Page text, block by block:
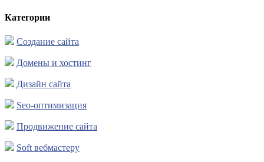
Категории
Создание сайта
Домены и хостинг
Дизайн сайта
Seo-оптимизация
Продвижение сайта
Soft вебмастеру